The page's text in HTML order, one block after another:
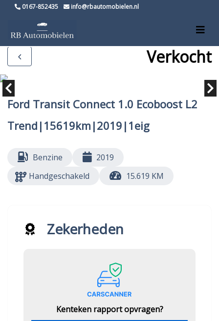
0167-852435 info@rbautomobielen.nl
Verkocht
Ford Transit Connect 1.0 Ecoboost L2
Trend|15619km|2019|1eig
Benzine
2019
Handgeschakeld
15.619 KM
Zekerheden
Kenteken rapport opvragen?